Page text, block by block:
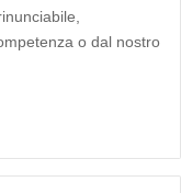
o dal nostro